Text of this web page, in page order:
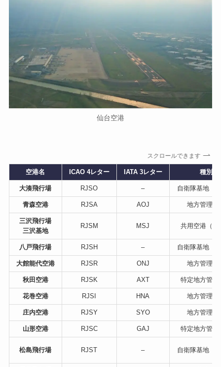
仙台空港
スクロールできます
空港名 ICAO 4レター IATA 3レター 種別
大湊飛行場 RJSO – 自衛隊基地（
青森空港 RJSA AOJ 地方管理空
三沢飛行場
三沢基地
RJSM MSJ 共用空港（米
八戸飛行場 RJSH – 自衛隊基地（
大館能代空港 RJSR ONJ 地方管理空
秋田空港 RJSK AXT 特定地方管理
花巻空港 RJSI HNA 地方管理空
庄内空港 RJSY SYO 地方管理空
山形空港 RJSC GAJ 特定地方管理
松島飛行場 RJST – 自衛隊基地（